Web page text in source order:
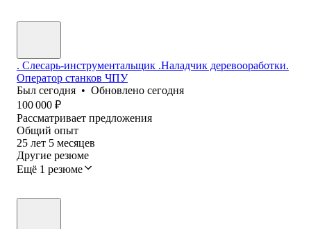
. Слесарь-инструментальщик .Наладчик деревооработки.
Оператор станков ЧПУ
Был сегодня • Обновлено сегодня
100 000 ₽
Рассматривает предложения
Общий опыт
25 лет 5 месяцев
Другие резюме
Ещё 1 резюме